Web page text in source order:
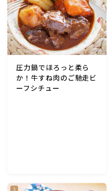
野菜料理(キャベツ・白菜・
菜・にら)
野菜料理(ズッキーニ・コ
んどう・オクラ)
野菜料理(玉ねぎ・ねぎ・ア
根菜料理（にんじん・ごぼ
圧力鍋でほろっと柔ら
か！牛すね肉のご馳走ビ
ーフシチュー